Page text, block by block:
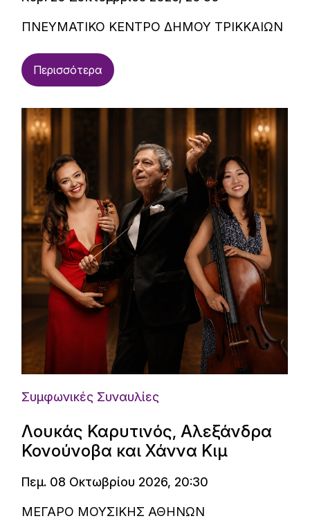
ΠΝΕΥΜΑΤΙΚΟ ΚΕΝΤΡΟ ΔΗΜΟΥ ΤΡΙΚΚΑΙΩΝ
Περισσότερα
Συμφωνικές Συναυλίες
Λουκάς Καρυτινός, Αλεξάνδρα
Κονούνοβα και Χάννα Κιμ
Πεμ. 08 Οκτωβρίου 2026, 20:30
ΜΕΓΑΡΟ ΜΟΥΣΙΚΗΣ ΑΘΗΝΩΝ